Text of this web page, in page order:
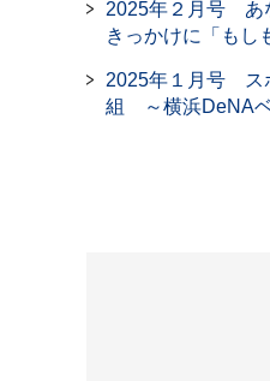
2025年２月号 あ
きっかけに「もし
2025年１月号 ス
組 ～横浜DeNAベ